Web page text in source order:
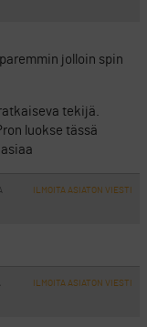
jolloin spin
tekijä.
luokse tässä
ILMOITA ASIATON VIESTI
ILMOITA ASIATON VIESTI